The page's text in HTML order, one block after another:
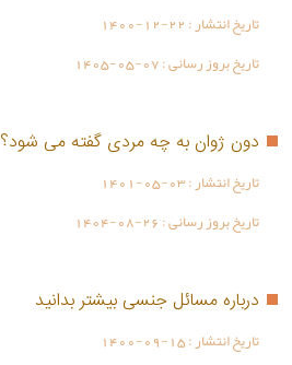
تاریخ انتشار :1400-12-22
تاریخ بروز رسانی :1405-05-07
دون ژوان به چه مردی گفته می شود؟
تاریخ انتشار :1401-05-03
تاریخ بروز رسانی :1404-08-26
درباره مسائل جنسی بیشتر بدانید
تاریخ انتشار :1400-09-15